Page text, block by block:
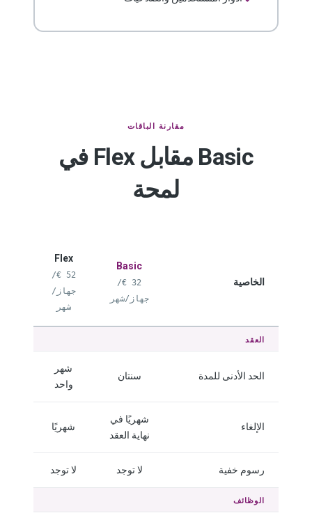
مقارنة الباقات
Basic مقابل Flex في
لمحة
الخاصية
Basic
32 €/
جهاز/شهر
Flex
52 €/
جهاز/
شهر
العقد
الحد الأدنى للمدة سنتان
شهر
واحد
الإلغاء
شهريًا في
نهاية العقد
شهريًا
رسوم خفية لا توجد لا توجد
الوظائف